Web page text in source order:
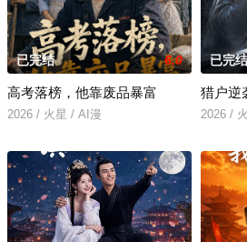
已完结 6.0
高考落榜，他靠废品暴富
2026 / 火星 / AI漫
已完结
猎户逆
2026 /